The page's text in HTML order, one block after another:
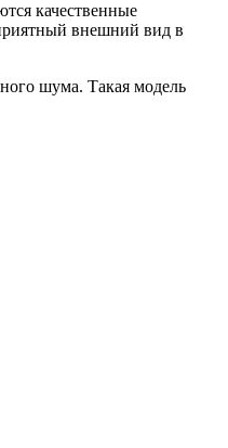
качественные
внешний вид в
шума. Такая модель